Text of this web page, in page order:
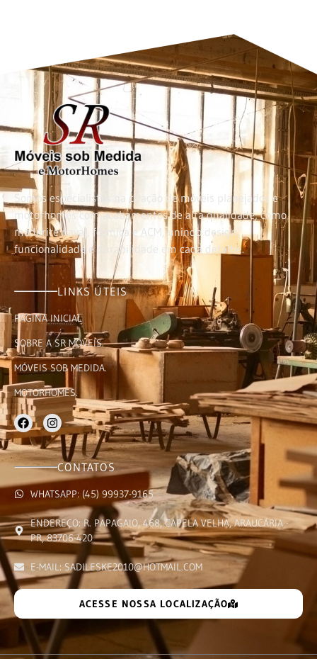
Somos especialistas na criação de móveis planejados e
motorhomes com acabamentos de alta qualidade, como
maderite naval, fórmica e ACM, unindo design,
funcionalidade e durabilidade em cada detalhe.
LINKS ÚTEIS
PÁGINA INICIAL
SOBRE A SR MÓVEIS.
MÓVEIS SOB MEDIDA.
MOTORHOMES.
CONTATOS
WHATSAPP: (45) 99937-9165
ENDEREÇO: R. PAPAGAIO, 468, CAPELA VELHA, ARAUCÁRIA -
PR, 83706-420
E-MAIL: SADILESKE2010@HOTMAIL.COM
ACESSE NOSSA LOCALIZAÇÃO